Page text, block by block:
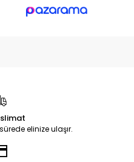
elinize ulaşır.